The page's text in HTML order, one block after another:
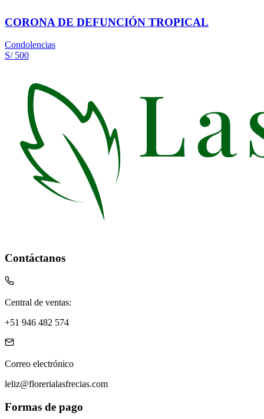
CORONA DE DEFUNCIÓN TROPICAL
Condolencias
S/ 500
Contáctanos
Central de ventas:
+51 946 482 574
Correo electrónico
leliz@florerialasfrecias.com
Formas de pago